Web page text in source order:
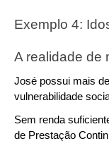
Exemplo 4:
A realidade de
José possui mais
vulnerabilidade
Sem renda
de Prestação